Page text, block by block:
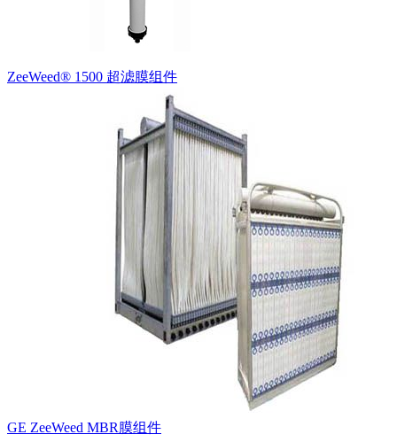
ZeeWeed® 1500 超滤膜组件
GE ZeeWeed MBR膜组件